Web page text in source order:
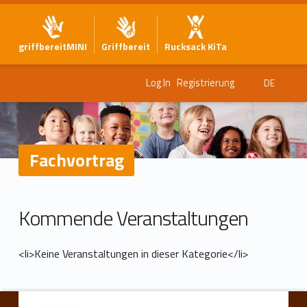
griffbereitMINI Griffbereit Rucksack KiTa
Log In Registrierung DE
Fachvortrag
F
a
h
Kommende Veranstaltungen
<li>Keine Veranstaltungen in dieser Kategorie</li>